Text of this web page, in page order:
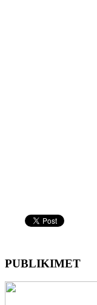
PUBLIKIMET